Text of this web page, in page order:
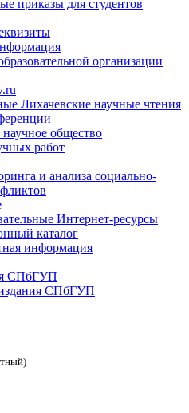
приказы для студентов
организации
Лихачевские научные чтения
научное общество
работ
и анализа социально-
Интернет-ресурсы
каталог
информация
СПбГУП
СПбГУП